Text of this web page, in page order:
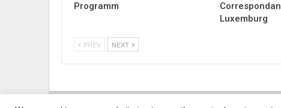
Programm
Luxemburg
PREV NEXT